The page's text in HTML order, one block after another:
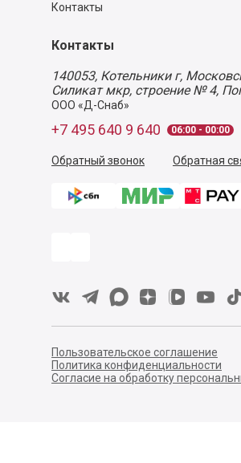
Контакты
Контакты
140053, Котельники г,
Силикат мкр, строение № 4,
ООО «Д-Снаб»
+7 495 640 9 640 06:00 - 00:00
Обратный звонок Обратная
Пользовательское соглашение
Политика конфиденциальности
Согласие на обработку